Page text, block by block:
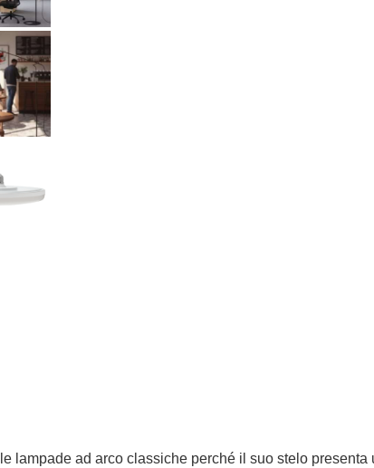
lampade ad arco classiche perché il suo stelo